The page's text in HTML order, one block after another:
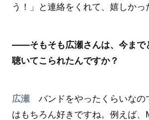
う！」と連絡をくれて、嬉しかっ
――そもそも広瀬さんは、今まで
聴いてこられたんですか？
広瀬バンドをやったくらいなの
はもちろん好きですね。例えば、